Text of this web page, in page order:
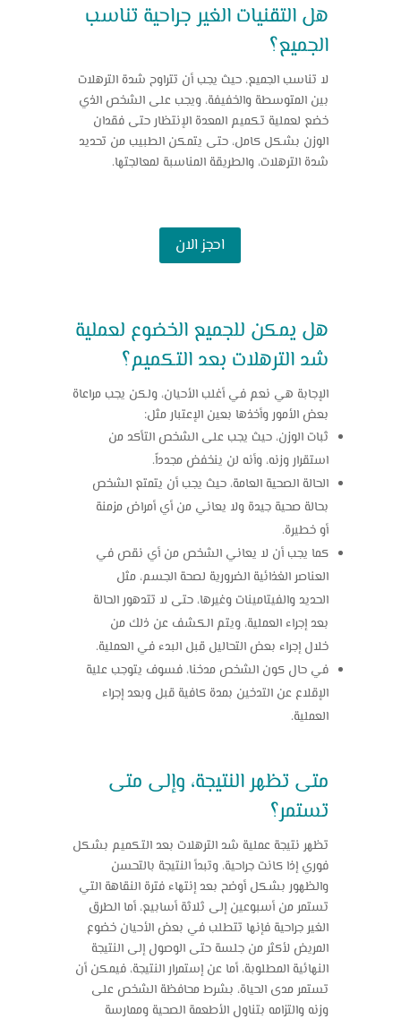
هل التقنيات الغير جراحية تناسب
الجميع؟
لا تناسب الجميع، حيث يجب أن تتراوح شدة الترهلات
بين المتوسطة والخفيفة، ويجب على الشخص الذي
خضع لعملية تكميم المعدة الإنتظار حتى فقدان
الوزن بشكل كامل، حتى يتمكن الطبيب من تحديد
شدة الترهلات، والطريقة المناسبة لمعالجتها.
احجز الان
هل يمكن للجميع الخضوع لعملية
شد الترهلات بعد التكميم؟
الإجابة هي نعم في أغلب الأحيان، ولكن يجب مراعاة
بعض الأمور وأخذها بعين الإعتبار مثل:
ثبات الوزن، حيث يجب على الشخص التأكد من
استقرار وزنه، وأنه لن ينخفض مجدداً.
الحالة الصحية العامة، حيث يجب أن يتمتع الشخص
بحالة صحية جيدة ولا يعاني من أي أمراض مزمنة
أو خطيرة.
كما يجب أن لا يعاني الشخص من أي نقص في
العناصر الغذائية الضرورية لصحة الجسم، مثل
الحديد والفيتامينات وغيرها، حتى لا تتدهور الحالة
بعد إجراء العملية، ويتم الكشف عن ذلك من
خلال إجراء بعض التحاليل قبل البدء في العملية.
في حال كون الشخص مدخنا، فسوف يتوجب علية
الإقلاع عن التدخين بمدة كافية قبل وبعد إجراء
العملية.
متى تظهر النتيجة، وإلى متى
تستمر؟
تظهر نتيجة عملية شد الترهلات بعد التكميم بشكل
فوري إذا كانت جراحية، وتبدأ النتيجة بالتحسن
والظهور بشكل أوضح بعد إنتهاء فترة النقاهة التي
تستمر من أسبوعين إلى ثلاثة أسابيع، أما الطرق
الغير جراحية فإنها تتطلب في بعض الأحيان خضوع
المريض لأكثر من جلسة حتى الوصول إلى النتيجة
النهائية المطلوبة، أما عن إستمرار النتيجة، فيمكن أن
تستمر مدى الحياة، بشرط محافظة الشخص على
وزنه والتزامه بتناول الأطعمة الصحية وممارسة